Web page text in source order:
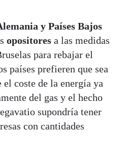
y Países Bajos
opositores a las medidas
para rebajar el
países prefieren que sea
coste de la energía ya
del gas y el hecho
supondría tener
con cantidades